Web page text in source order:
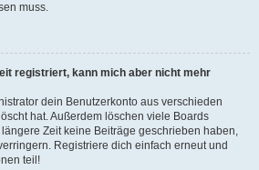
muss.
registriert, kann mich aber nicht mehr
dein Benutzerkonto aus verschieden
hat. Außerdem löschen viele Boards
Zeit keine Beiträge geschrieben haben,
Registriere dich einfach erneut und
teil!